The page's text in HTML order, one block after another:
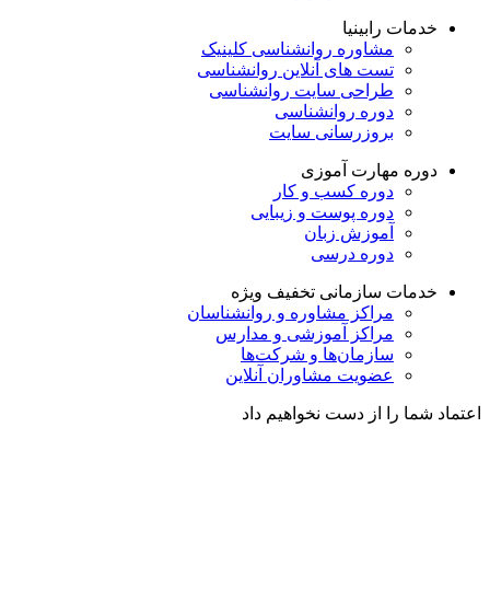
خدمات رابینیا
مشاوره روانشناسی کلینیک
تست های آنلاین روانشناسی
طراحی سایت روانشناسی
دوره روانشناسی
بروزرسانی سایت
دوره مهارت آموزی
دوره کسب و کار
دوره پوست و زیبایی
آموزش زبان
دوره درسی
خدمات سازمانی تخفیف ویژه
مراکز مشاوره و روانشناسان
مراکز آموزشی و مدارس
سازمان‌ها و شرکت‌ها
عضویت مشاوران آنلاین
اعتماد شما را از دست نخواهیم داد